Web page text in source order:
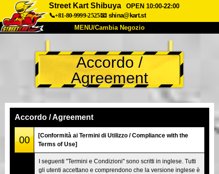
Street Kart Shibuya
OPEN 10:00-22:00
📞+81-80-9999-2525📧 shina@kart.st
MENU/Cambia Negozio
Chi Siamo Specifiche Prezzo
Accesso Recensioni FAQ
Prenotazioni
Cambia Negozio
Tokyo Shinagawa
Tokyo Akihabara#2
Tokyo Shibuya Annex Tokyo Bay
Accordo /
Agreement
Accordo / Agreement
00
[Conformità ai Termini di Utilizzo / Compliance with the
Terms of Use]
I seguenti "Termini e Condizioni" sono scritti in inglese. Tutti
gli utenti accettano e comprendono che la versione inglese è